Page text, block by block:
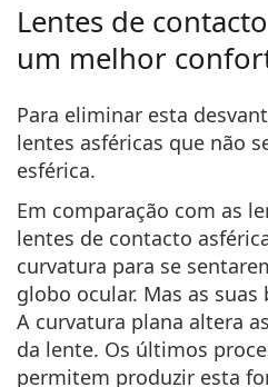
Lentes de
um melhor
Para eliminar esta
lentes asféricas que não
esférica.
Em comparação com as
lentes de contacto
curvatura para se
globo ocular. Mas as
A curvatura plana altera
da lente. Os últimos
permitem produzir esta